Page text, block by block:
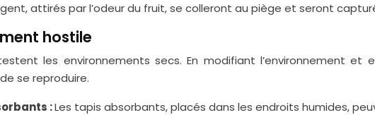
attirés par l’odeur du fruit, se colleront au piège et seront
hostile
les environnements secs. En modifiant l’environnement
se reproduire.
:Les tapis absorbants, placés dans les endroits humides,